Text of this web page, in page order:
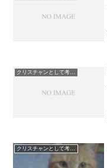
クリスチャンとして考えていること
クリスチャンとして考えていること